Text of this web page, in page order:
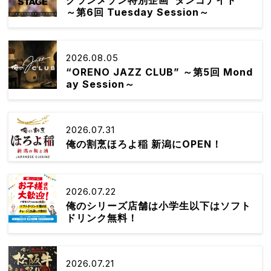
～第6回 Tuesday Session～
2026.08.05
“ORENO JAZZ CLUB” ～第5回 Mond
ay Session～
2026.07.31
俺の割烹ほろよ稲 新潟にOPEN！
2026.07.22
俺のシリーズ店舗は小学生以下はソフト
ドリンク無料！
2026.07.21